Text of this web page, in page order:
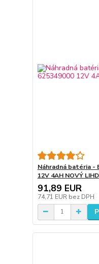
Náhradná batéria -
12V 4AH NOVÝ LIHD
91,89 EUR
74,71 EUR bez DPH